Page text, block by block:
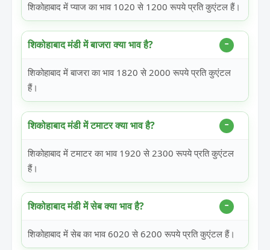
शिकोहाबाद में प्याज का भाव 1020 से 1200 रूपये प्रति कुएंटल हैं।
शिकोहाबाद मंडी में बाजरा क्या भाव है?
शिकोहाबाद में बाजरा का भाव 1820 से 2000 रूपये प्रति कुएंटल
हैं।
शिकोहाबाद मंडी में टमाटर क्या भाव है?
शिकोहाबाद में टमाटर का भाव 1920 से 2300 रूपये प्रति कुएंटल
हैं।
शिकोहाबाद मंडी में सेब क्या भाव है?
शिकोहाबाद में सेब का भाव 6020 से 6200 रूपये प्रति कुएंटल हैं।